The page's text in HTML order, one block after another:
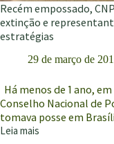
Recém empossado,
extinção e
estratégias
29 de março de
Há menos de 1 ano,
Conselho Nacional de
tomava posse em
Leia mais
Recém